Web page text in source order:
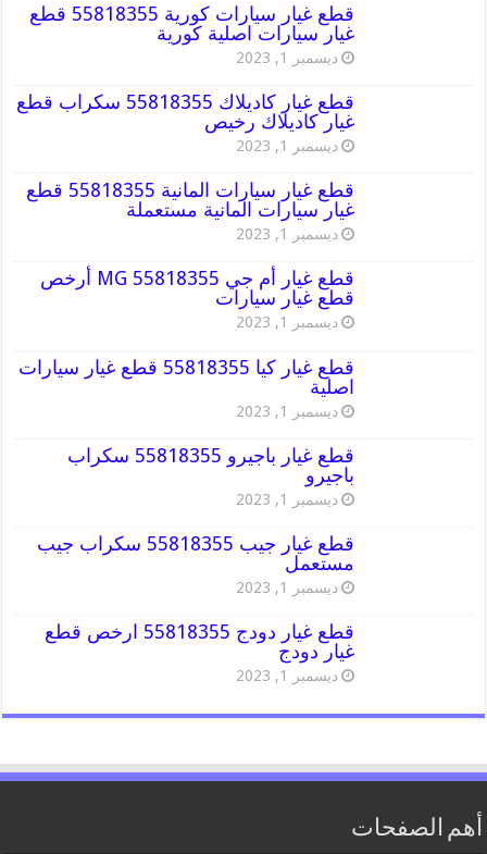
قطع غيار سيارات كورية 55818355 قطع
غيار سيارات اصلية كورية
ديسمبر 1, 2023
قطع غيار كاديلاك 55818355 سكراب قطع
غيار كاديلاك رخيص
ديسمبر 1, 2023
قطع غيار سيارات المانية 55818355 قطع
غيار سيارات المانية مستعملة
ديسمبر 1, 2023
قطع غيار أم جي MG 55818355 أرخص
قطع غيار سيارات
ديسمبر 1, 2023
قطع غيار كيا 55818355 قطع غيار سيارات
اصلية
ديسمبر 1, 2023
قطع غيار باجيرو 55818355 سكراب
باجيرو
ديسمبر 1, 2023
قطع غيار جيب 55818355 سكراب جيب
مستعمل
ديسمبر 1, 2023
قطع غيار دودج 55818355 ارخص قطع
غيار دودج
ديسمبر 1, 2023
أهم الصفحات